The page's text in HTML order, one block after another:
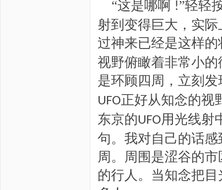
“这是哪啊 !”轻轻
射到变得巨大，实
过神来已经是这样的
视野俯瞰着非常小
是环顾四周，立刻
UFO正好从知念的视
东京的UFO用光线射
句。我对自己的话
周。周围是涩谷的
的行人。当知念把